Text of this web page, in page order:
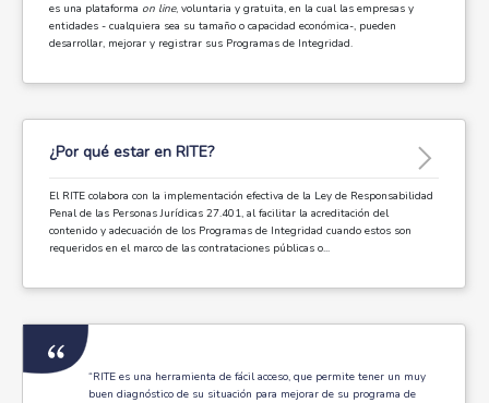
es una plataforma on line, voluntaria y gratuita, en la cual las empresas y
entidades - cualquiera sea su tamaño o capacidad económica-, pueden
desarrollar, mejorar y registrar sus Programas de Integridad.
¿Por qué estar en RITE?
El RITE colabora con la implementación efectiva de la Ley de Responsabilidad
Penal de las Personas Jurídicas 27.401, al facilitar la acreditación del
contenido y adecuación de los Programas de Integridad cuando estos son
requeridos en el marco de las contrataciones públicas o...
“RITE es una herramienta de fácil acceso, que permite tener un muy
buen diagnóstico de su situación para mejorar de su programa de